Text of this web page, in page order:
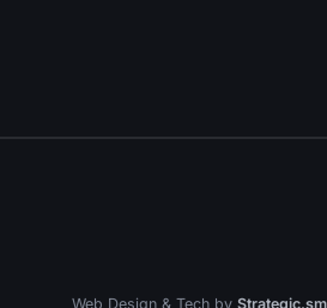
Web Design & Tech by Strategic.sm